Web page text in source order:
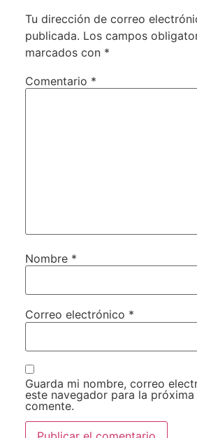
Tu dirección de correo
publicada. Los campos
marcados con *
Comentario *
Nombre *
Correo electrónico *
Guarda mi nombre, correo
este navegador para la
comente.